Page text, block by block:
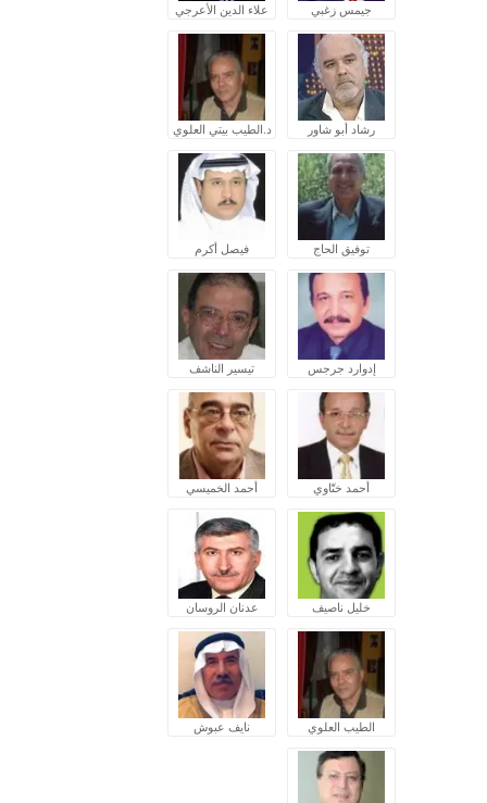
جيمس زغبي علاء الدين الأعرجي
رشاد أبو شاور د.الطيب بيتي العلوي
توفيق الحاج فيصل أكرم
إدوارد جرجس تيسير الناشف
أحمد ختّاوي أحمد الخميسي
خليل ناصيف عدنان الروسان
الطيب العلوي نايف عبوش